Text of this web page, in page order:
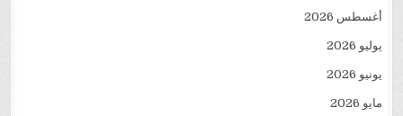
أغسطس 2026
يوليو 2026
يونيو 2026
مايو 2026